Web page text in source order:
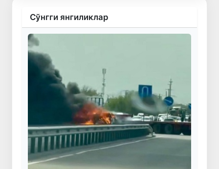
Сўнгги янгиликлар